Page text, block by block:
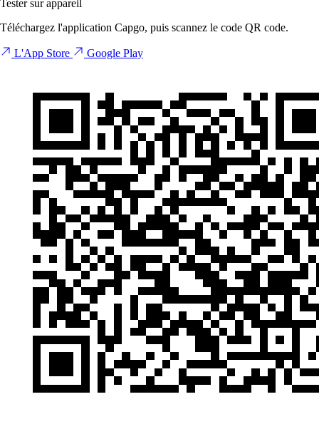
Tester sur appareil
Téléchargez l'application Capgo, puis scannez le code QR code.
L'App Store Google Play